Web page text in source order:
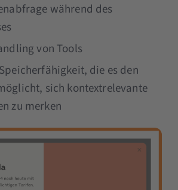
während des
von Tools
die es den
sich kontextrelevante
zu merken